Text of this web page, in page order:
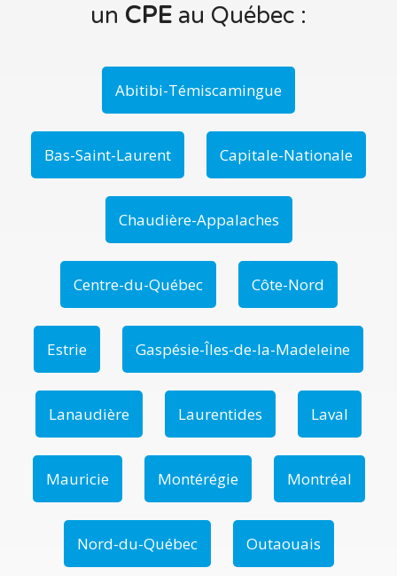
un CPE au Québec :
Abitibi-Témiscamingue
Bas-Saint-Laurent Capitale-Nationale
Chaudière-Appalaches
Centre-du-Québec Côte-Nord
Estrie Gaspésie-Îles-de-la-Madeleine
Lanaudière Laurentides Laval
Mauricie Montérégie Montréal
Nord-du-Québec Outaouais